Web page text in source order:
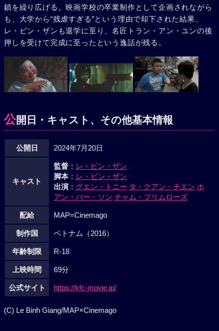
鎖を繰り広げる。映画学校の卒業制作として企画されながら
も、大学から“残虐すぎる”という理由で却下された結果、
レ・ビン・ザンも退学に至り、名匠トラン・アン・ユンの後
押しを受けて完成に至ったという逸話が残る。
公開日・キャスト、その他基本情報
公開日 2024年7月20日
キャスト
監督： レ・ビン・ザン
脚本： レ・ビン・ザン
出演： グエン・トニー タ・クアン・チエン ホ
アン・バー・ソン チャム・プリムローズ
配給 MAP=Cinemago
制作国 ベトナム（2016）
年齢制限 R-18
上映時間 69分
公式サイト https://kfc-movie.jp/
(C) Le Binh Giang/MAP×Cinemago